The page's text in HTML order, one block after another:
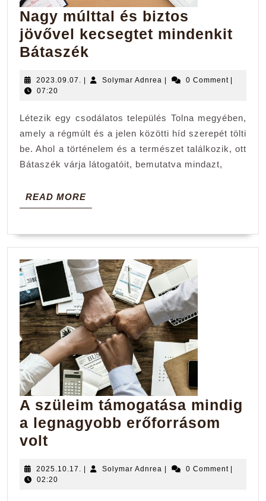
Nagy múlttal és biztos
jövővel kecsegtet mindenkit
Bátaszék
és
jövővel
kecsegtet
mindenkit
2023.09.07. 2023.09.07.
Solymar Adnrea Solymar0 Comment
07:20
Létezik egy csodálatos település Tolna megyében,
amely a régmúlt és a jelen közötti híd szerepét tölti
be. Ahol a történelem és a természet találkozik, ott
Bátaszék várja látogatóit, bemutatva mindazt,
READ MOREREAD
MORE
A szüleim támogatása mindig
a legnagyobb erőforrásom
volt
támogatása
2025.10.17. 2025.10.17.
Solymar Adnrea Solymar0 Comment
02:20